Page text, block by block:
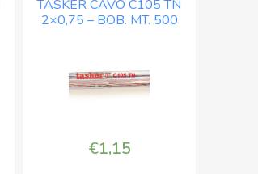
MT.
500
TASKER CAVO C105 TN
2×0,75 – BOB. MT. 500
€1,15